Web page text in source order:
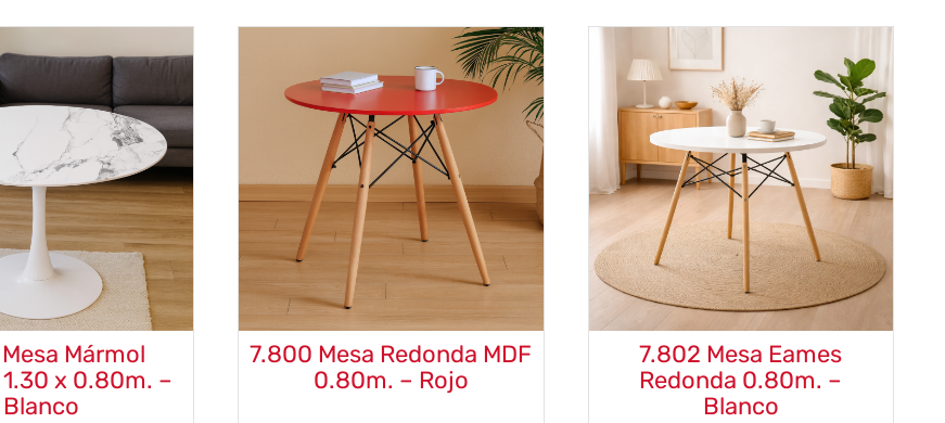
Mármol
x 0.80m. –
Blanco
7.800 Mesa Redonda MDF
0.80m. – Rojo
7.802 Mesa Eames
Redonda 0.80m. –
Blanco